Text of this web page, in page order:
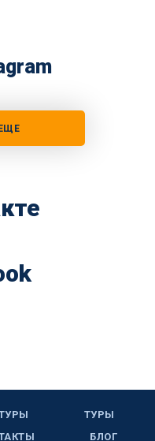
ТУРЫ
БЛОГ